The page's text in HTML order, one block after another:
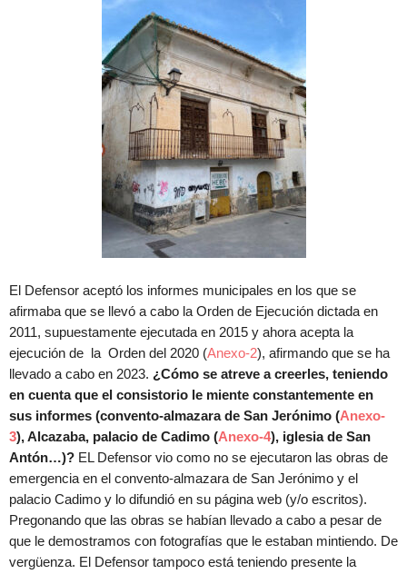
El Defensor aceptó los informes municipales en los que se
afirmaba que se llevó a cabo la Orden de Ejecución dictada en
2011, supuestamente ejecutada en 2015 y ahora acepta la
ejecución de la Orden del 2020 (Anexo-2), afirmando que se ha
llevado a cabo en 2023. ¿Cómo se atreve a creerles, teniendo
en cuenta que el consistorio le miente constantemente en
sus informes (convento-almazara de San Jerónimo (Anexo-
3), Alcazaba, palacio de Cadimo (Anexo-4), iglesia de San
Antón…)? EL Defensor vio como no se ejecutaron las obras de
emergencia en el convento-almazara de San Jerónimo y el
palacio Cadimo y lo difundió en su página web (y/o escritos).
Pregonando que las obras se habían llevado a cabo a pesar de
que le demostramos con fotografías que le estaban mintiendo. De
vergüenza. El Defensor tampoco está teniendo presente la